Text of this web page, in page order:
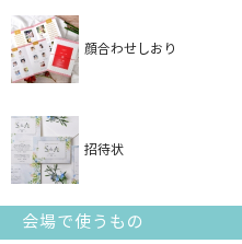
顔合わせしおり
招待状
会場で使うもの